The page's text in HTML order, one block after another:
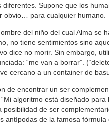
Supone que los
obvio… para cualquier humano.
del niño del cual Alma se
no tiene sentimientos sino
dice no morir. Sin embargo,
“me van a borrar”.
cercano a un container de
de encontrar un ser
algoritmo está diseñado para
de ser
antípodas de la famosa fórmula